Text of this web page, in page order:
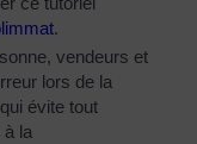
.
vendeurs et
lors de la
évite tout
la